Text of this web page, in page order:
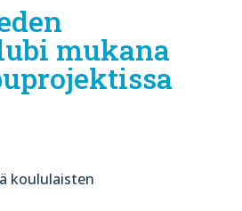
mukana
koululaisten